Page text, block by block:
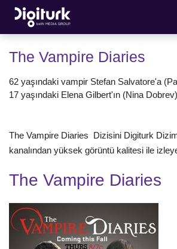
The Vampire Diaries
62 yaşındaki vampir Stefan Salvatore'a
17 yaşındaki Elena Gilbert'ın (Nina Dobrev)
The Vampire Diaries Dizisini Digiturk
kanalından yüksek görüntü kalitesi ile
The Vampire Diaries